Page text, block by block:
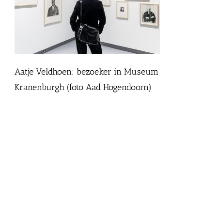
Aatje Veldhoen: bezoeker in Museum
Kranenburgh (foto Aad Hogendoorn)